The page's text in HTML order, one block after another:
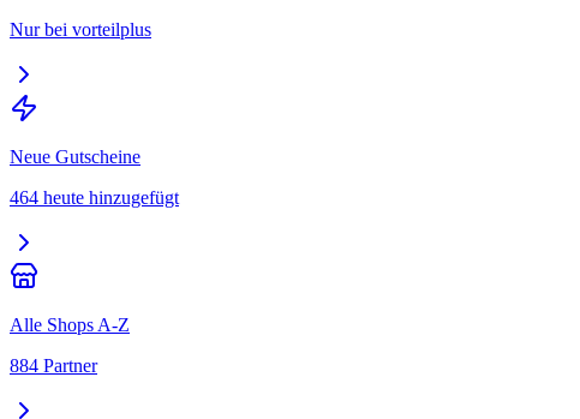
Nur bei vorteilplus
Neue Gutscheine
464 heute hinzugefügt
Alle Shops A-Z
884 Partner